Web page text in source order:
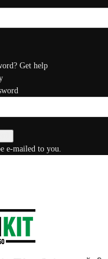
Get help
e-mailed to you.